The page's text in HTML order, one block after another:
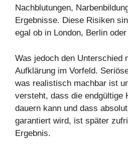
Nachblutungen,
Ergebnisse. Diese Risiken
egal ob in London, Berlin
Was jedoch den Unterschied
Aufklärung im Vorfeld.
was realistisch machbar ist
versteht, dass die endgültige
dauern kann und dass
garantiert wird, ist später
Ergebnis.